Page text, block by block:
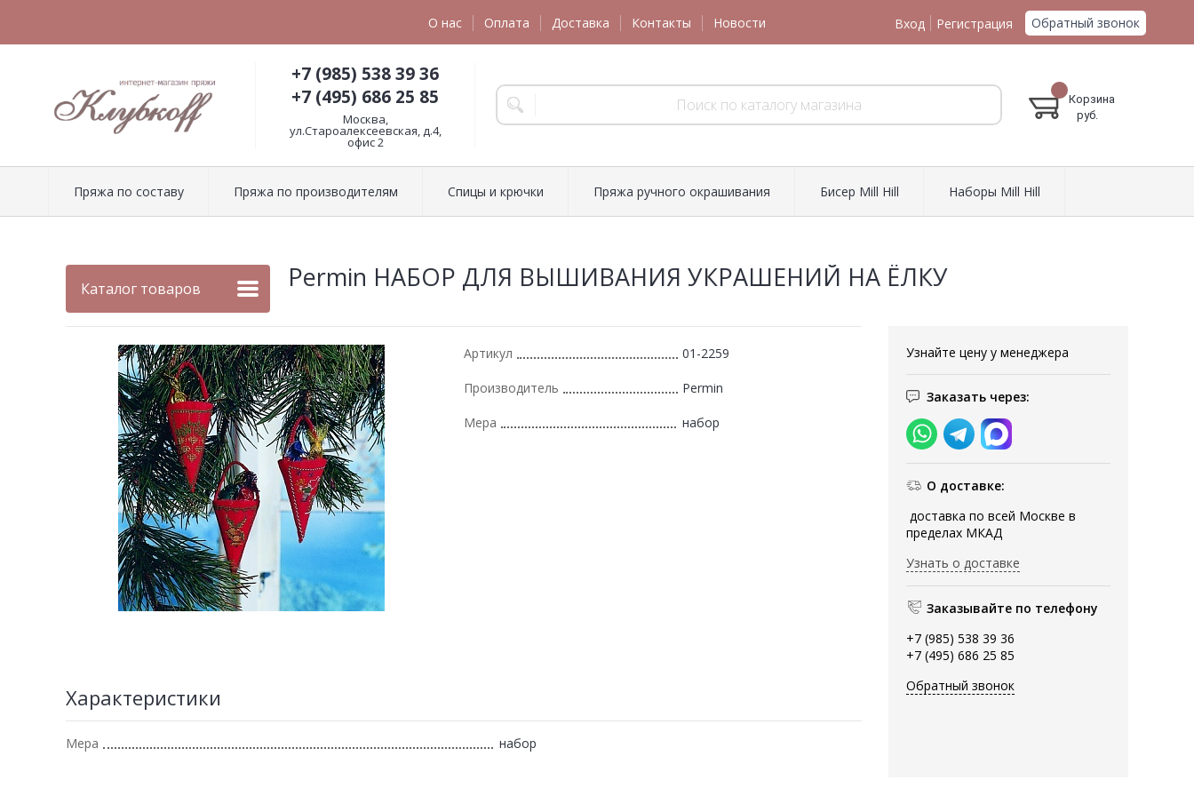
О нас Оплата Доставка Контакты Новости Вход Регистрация Обратный звонок
+7 (985) 538 39 36
+7 (495) 686 25 85
Москва,
ул.Староалексеевская, д.4,
офис 2
Корзина
руб.
Пряжа по составу Пряжа по производителям Спицы и крючки Пряжа ручного окрашивания Биcер Mill Hill Наборы Mill Hill
Каталог товаров Permin НАБОР ДЛЯ ВЫШИВАНИЯ УКРАШЕНИЙ НА ЁЛКУ
Узнайте цену у менеджера
Заказать через:
О доставке:
доставка по всей Москве в
пределах МКАД
Узнать о доставке
Заказывайте по телефону
+7 (985) 538 39 36
+7 (495) 686 25 85
Обратный звонок
Артикул 01-2259
Производитель Permin
Мера набор
Характеристики
Мера набор